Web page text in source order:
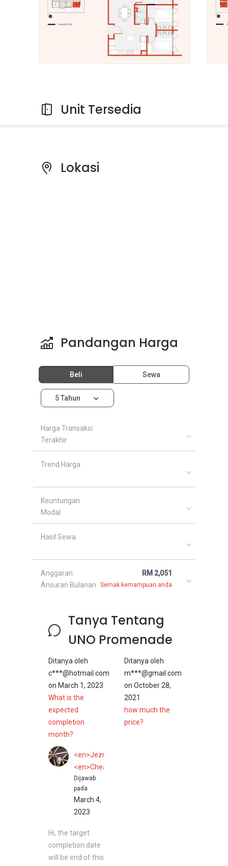
Unit Tersedia
Lokasi
Pandangan Harga
Beli Sewa
5 Tahun
Harga Transaksi
Terakhir
Trend Harga
Keuntungan
Modal
Hasil Sewa
Anggaran
Ansuran Bulanan
RM 2,051
Semak kemampuan anda
Tanya Tentang
UNO Promenade
Ditanya oleh
c***@hotmail.com
on March 1, 2023
What is the
expected
completion
month?
<en>Jezmine</en>
<en>Cheah</en>
Dijawab
pada
March 4,
2023
Hi, the target
completion date
will be end of this
Ditanya oleh
m***@gmail.com
on October 28,
2021
how much the
price?